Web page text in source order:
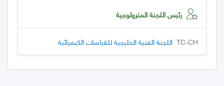
رئيس اللجنة المترولوجية
TC-CH اللجنة الفنية الخليجية للقياسات الكيميائية